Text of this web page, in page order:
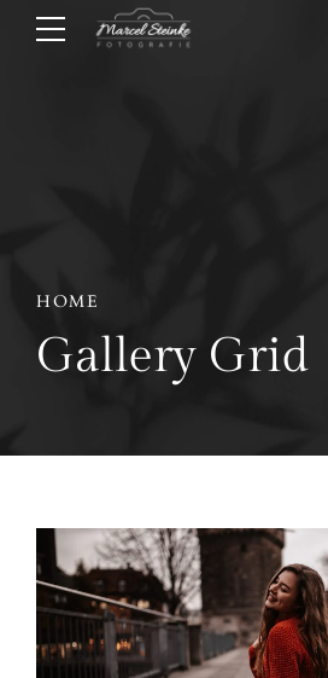
HOME
Gallery Grid